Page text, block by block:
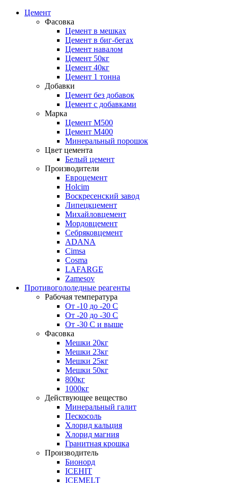
Цемент
Фасовка
Цемент в мешках
Цемент в биг-бегах
Цемент навалом
Цемент 50кг
Цемент 40кг
Цемент 1 тонна
Добавки
Цемент без добавок
Цемент с добавками
Марка
Цемент М500
Цемент М400
Минеральный порошок
Цвет цемента
Белый цемент
Производители
Евроцемент
Holcim
Воскресенский завод
Липецкцемент
Михайловцемент
Мордовцемент
Себряковцемент
ADANA
Cimsa
Cosma
LAFARGE
Zamesov
Противогололедные реагенты
Рабочая температура
От -10 до -20 С
От -20 до -30 С
От -30 С и выше
Фасовка
Мешки 20кг
Мешки 23кг
Мешки 25кг
Мешки 50кг
800кг
1000кг
Действующее вещество
Минеральный галит
Пескосоль
Хлорид кальция
Хлорид магния
Гранитная крошка
Производитель
Бионорд
ICEHIT
ICEMELT